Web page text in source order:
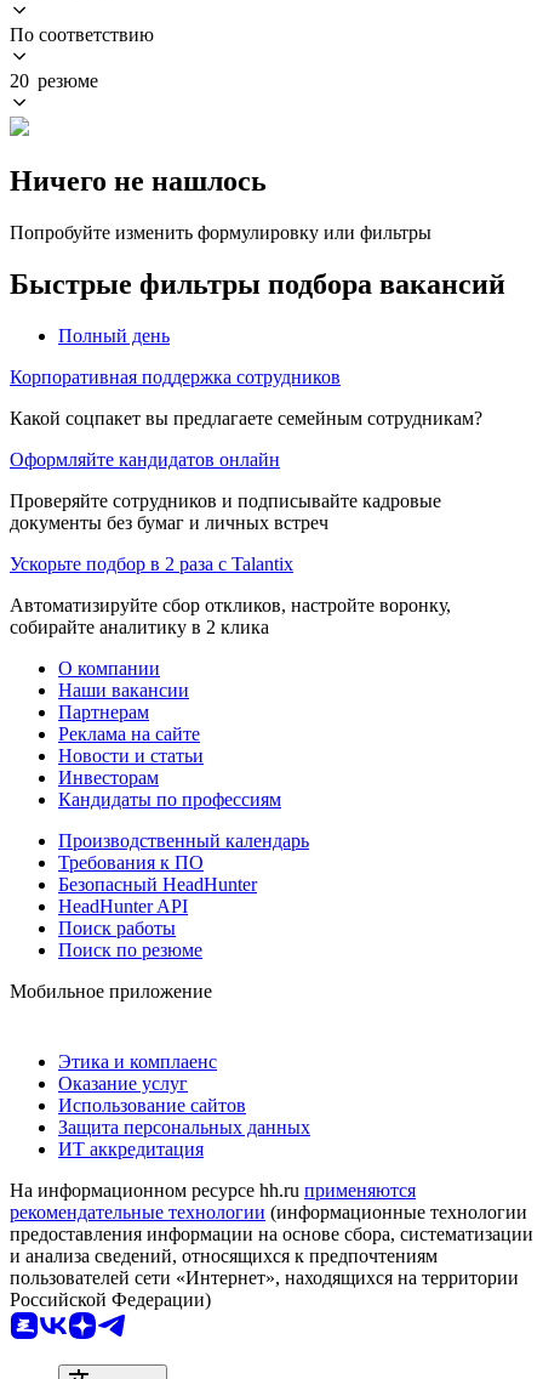
По соответствию
20 резюме
Ничего не нашлось
Попробуйте изменить формулировку или фильтры
Быстрые фильтры подбора вакансий
Полный день
Корпоративная поддержка сотрудников
Какой соцпакет вы предлагаете семейным сотрудникам?
Оформляйте кандидатов онлайн
Проверяйте сотрудников и подписывайте кадровые
документы без бумаг и личных встреч
Ускорьте подбор в 2 раза с Talantix
Автоматизируйте сбор откликов, настройте воронку,
собирайте аналитику в 2 клика
О компании
Наши вакансии
Партнерам
Реклама на сайте
Новости и статьи
Инвесторам
Кандидаты по профессиям
Производственный календарь
Требования к ПО
Безопасный HeadHunter
HeadHunter API
Поиск работы
Поиск по резюме
Мобильное приложение
Этика и комплаенс
Оказание услуг
Использование сайтов
Защита персональных данных
ИТ аккредитация
На информационном ресурсе hh.ru применяются
рекомендательные технологии (информационные технологии
предоставления информации на основе сбора, систематизации
и анализа сведений, относящихся к предпочтениям
пользователей сети «Интернет», находящихся на территории
Российской Федерации)